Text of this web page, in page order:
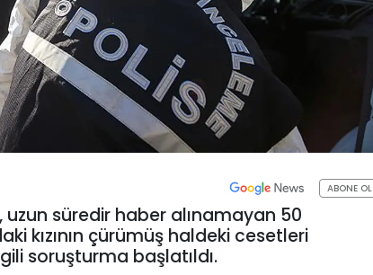
ABONE OL
süredir haber alınamayan 50
kızının çürümüş haldeki cesetleri
soruşturma başlatıldı.